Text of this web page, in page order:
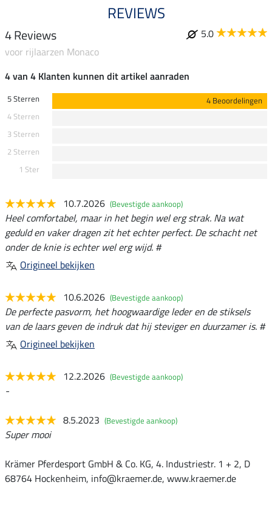
REVIEWS
4 Reviews
5.0
voor rijlaarzen Monaco
4 van 4 Klanten kunnen dit artikel aanraden
5 Sterren
4 Beoordelingen
4 Sterren
3 Sterren
2 Sterren
1 Ster
10.7.2026 (Bevestigde aankoop)
Heel comfortabel, maar in het begin wel erg strak. Na wat
geduld en vaker dragen zit het echter perfect. De schacht net
onder de knie is echter wel erg wijd. #
Origineel bekijken
10.6.2026 (Bevestigde aankoop)
De perfecte pasvorm, het hoogwaardige leder en de stiksels
van de laars geven de indruk dat hij steviger en duurzamer is. #
Origineel bekijken
12.2.2026 (Bevestigde aankoop)
-
8.5.2023 (Bevestigde aankoop)
Super mooi
Krämer Pferdesport GmbH & Co. KG, 4. Industriestr. 1 + 2, D
68764 Hockenheim, info@kraemer.de, www.kraemer.de